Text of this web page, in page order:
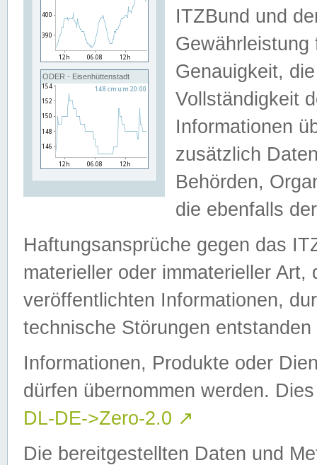
ODER - Eisenhüttenstadt
ITZBund und
Genauigkeit,
Vollständigkeit
Informationen
zusätzlich
Behörden,
die ebenfalls
Haftungsansprüche gegen das
materieller oder immaterieller
veröffentlichten Informationen,
technische Störungen
Informationen, Produkte oder
dürfen übernommen werden.
DL-DE->Zero-2.0 ↗
Die bereitgestellten Daten und